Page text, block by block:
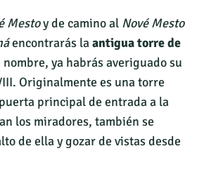
Mestoy de camino al Nové Mesto
encontrarás laantigua torre de
nombre, ya habrás averiguado su
Originalmente es una torre
principal de entrada a la
los miradores, también se
de ella y gozar de vistas desde